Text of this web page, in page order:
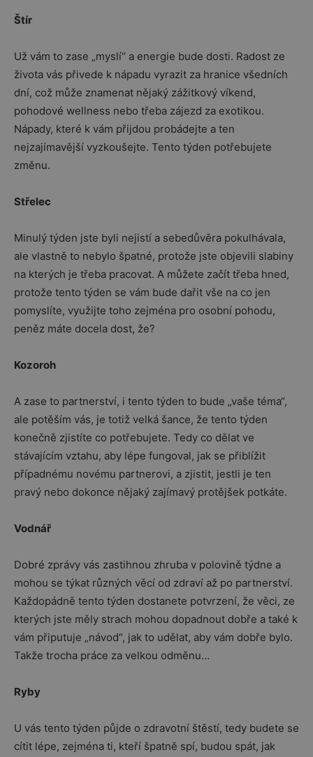
Štír
Už vám to zase „myslí“ a energie bude dosti. Radost ze
života vás přivede k nápadu vyrazit za hranice všedních
dní, což může znamenat nějaký zážitkový víkend,
pohodové wellness nebo třeba zájezd za exotikou.
Nápady, které k vám přijdou probádejte a ten
nejzajímavější vyzkoušejte. Tento týden potřebujete
změnu.
Střelec
Minulý týden jste byli nejistí a sebedůvěra pokulhávala,
ale vlastně to nebylo špatné, protože jste objevili slabiny
na kterých je třeba pracovat. A můžete začít třeba hned,
protože tento týden se vám bude dařit vše na co jen
pomyslíte, využijte toho zejména pro osobní pohodu,
peněz máte docela dost, že?
Kozoroh
A zase to partnerství, i tento týden to bude „vaše téma“,
ale potěším vás, je totiž velká šance, že tento týden
konečně zjistíte co potřebujete. Tedy co dělat ve
stávajícím vztahu, aby lépe fungoval, jak se přiblížit
případnému novému partnerovi, a zjistit, jestli je ten
pravý nebo dokonce nějaký zajímavý protějšek potkáte.
Vodnář
Dobré zprávy vás zastihnou zhruba v polovině týdne a
mohou se týkat různých věcí od zdraví až po partnerství.
Každopádně tento týden dostanete potvrzení, že věci, ze
kterých jste měly strach mohou dopadnout dobře a také k
vám připutuje „návod“, jak to udělat, aby vám dobře bylo.
Takže trocha práce za velkou odměnu…
Ryby
U vás tento týden půjde o zdravotní štěstí, tedy budete se
cítit lépe, zejména ti, kteří špatně spí, budou spát, jak